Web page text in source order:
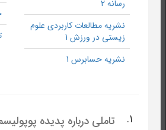
رسانه 2
نشریه مطالعات کاربردی علوم
زیستی در ورزش 1
نشریه حسابرس 1
1. تاملی درباره پدیده